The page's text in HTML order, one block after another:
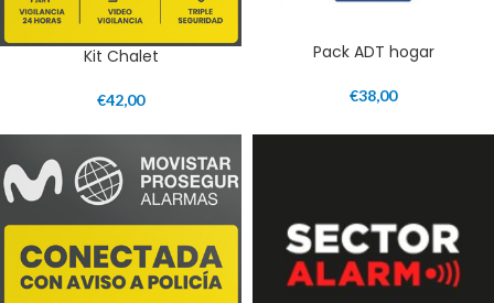
Kit Chalet
€42,00
Pack ADT hogar
€38,00